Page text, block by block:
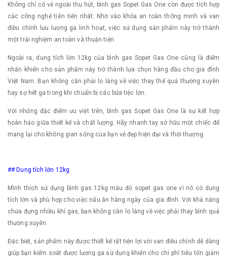
Không chỉ có vẻ ngoài thu hút, bình gas Sopet Gas One còn được tích hợp
các công nghệ tiên tiến nhất. Nhờ vào khóa an toàn thông minh và van
điều chỉnh lưu lượng ga linh hoạt, việc sử dụng sản phẩm này trở thành
một trải nghiệm an toàn và thuận tiện.
Ngoài ra, dung tích lớn 12kg của bình gas Sopet Gas One cũng là điểm
nhấn khiến cho sản phẩm này trở thành lựa chọn hàng đầu cho gia đình
Việt Nam. Bạn không cần phải lo lắng về việc thay thế quá thường xuyên
hay sợ hết ga trong khi chuẩn bị các bữa tiệc lớn.
Với những đặc điểm ưu việt trên, bình gas Sopet Gas One là sự kết hợp
hoàn hảo giữa thiết kế và chất lượng. Hãy nhanh tay sở hữu một chiếc để
mang lại cho không gian sống của bạn vẻ đẹp hiện đại và thời thượng.
## Dung tích lớn 12kg
Mình thích sử dụng bình gas 12kg màu đỏ sopet gas one vì nó có dung
tích lớn và phù hợp cho việc nấu ăn hàng ngày của gia đình. Với khả năng
chứa đựng nhiều khí gas, bạn không cần lo lắng về việc phải thay bình quá
thường xuyên.
Đặc biệt, sản phẩm này được thiết kế rất tiện lợi với van điều chỉnh dễ dàng
giúp bạn kiểm soát được lượng ga sử dụng khiến cho chi phí tiêu tốn giảm